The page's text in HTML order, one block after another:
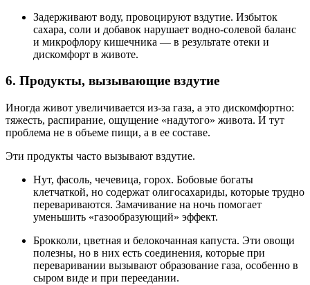
Задерживают воду, провоцируют вздутие. Избыток
сахара, соли и добавок нарушает водно-солевой баланс
и микрофлору кишечника — в результате отеки и
дискомфорт в животе.
6. Продукты, вызывающие вздутие
Иногда живот увеличивается из-за газа, а это дискомфортно:
тяжесть, распирание, ощущение «надутого» живота. И тут
проблема не в объеме пищи, а в ее составе.
Эти продукты часто вызывают вздутие.
Нут, фасоль, чечевица, горох. Бобовые богаты
клетчаткой, но содержат олигосахариды, которые трудно
перевариваются. Замачивание на ночь помогает
уменьшить «газообразующий» эффект.
Брокколи, цветная и белокочанная капуста. Эти овощи
полезны, но в них есть соединения, которые при
переваривании вызывают образование газа, особенно в
сыром виде и при переедании.